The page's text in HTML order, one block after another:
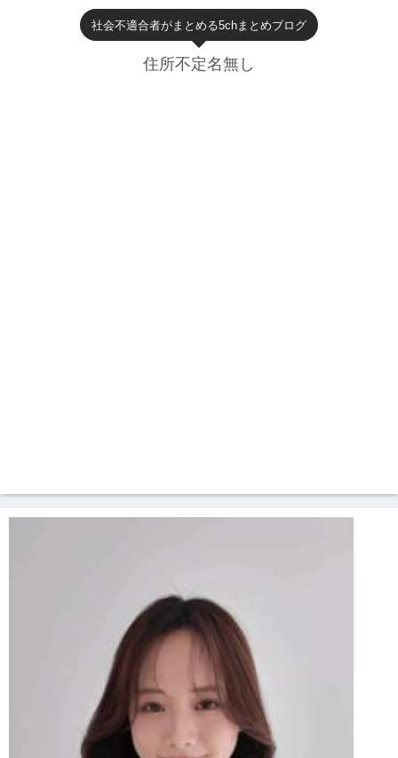
社会不適合者がまとめる5chまとめブログ
住所不定名無し